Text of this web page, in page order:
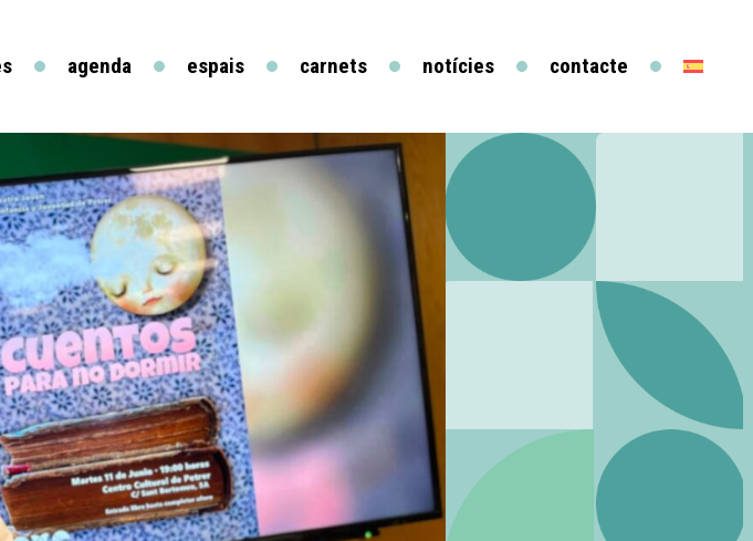
agenda espais carnets notícies contacte